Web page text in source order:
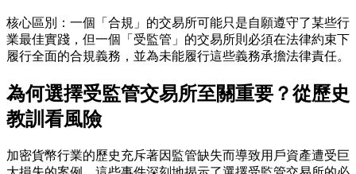
核心區別
：一個「合規」的交易所可能只是自願遵守了某些行
業最佳實踐，但一個「受監管」的交易所則必須在法律約束下
履行全面的合規義務，並為未能履行這些義務承擔法律責任。
為何選擇受監管交易所至關重要？從歷史
教訓看風險
加密貨幣行業的歷史充斥著因監管缺失而導致用戶資產遭受巨